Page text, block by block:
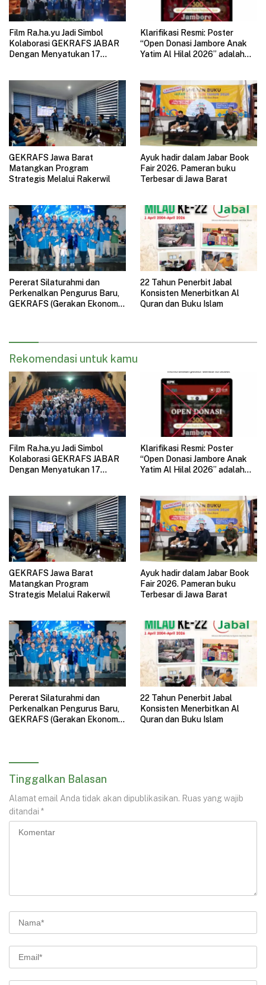
Film Ra.ha.yu Jadi Simbol
Kolaborasi GEKRAFS JABAR
Dengan Menyatukan 17
Klarifikasi Resmi: Poster
“Open Donasi Jambore Anak
Yatim Al Hilal 2026” adalah
GEKRAFS Jawa Barat
Matangkan Program
Strategis Melalui Rakerwil
Ayuk hadir dalam Jabar Book
Fair 2026. Pameran buku
Terbesar di Jawa Barat
Pererat Silaturahmi dan
Perkenalkan Pengurus Baru,
GEKRAFS (Gerakan Ekonomi
22 Tahun Penerbit Jabal
Konsisten Menerbitkan Al
Quran dan Buku Islam
Rekomendasi untuk kamu
Film Ra.ha.yu Jadi Simbol
Kolaborasi GEKRAFS JABAR
Dengan Menyatukan 17
Klarifikasi Resmi: Poster
“Open Donasi Jambore Anak
Yatim Al Hilal 2026” adalah
GEKRAFS Jawa Barat
Matangkan Program
Strategis Melalui Rakerwil
Ayuk hadir dalam Jabar Book
Fair 2026. Pameran buku
Terbesar di Jawa Barat
Pererat Silaturahmi dan
Perkenalkan Pengurus Baru,
GEKRAFS (Gerakan Ekonomi
22 Tahun Penerbit Jabal
Konsisten Menerbitkan Al
Quran dan Buku Islam
Tinggalkan Balasan
Alamat email Anda tidak akan dipublikasikan. Ruas yang wajib
ditandai *